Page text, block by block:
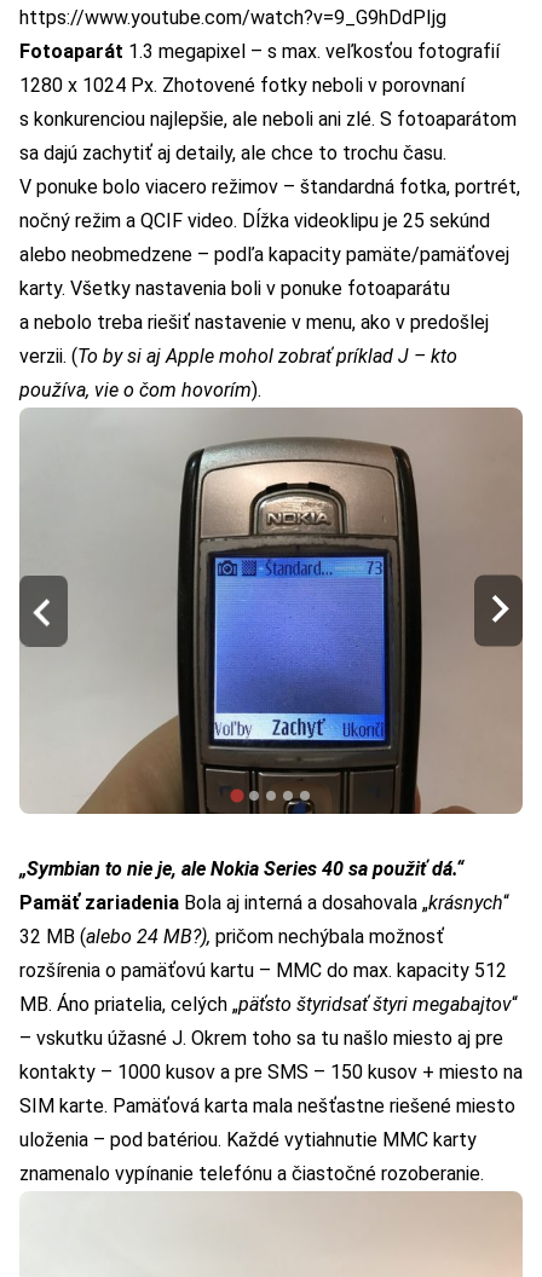
https://www.youtube.com/watch?v=9_G9hDdPIjg
Fotoaparát 1.3 megapixel – s max. veľkosťou fotografií
1280 x 1024 Px. Zhotovené fotky neboli v porovnaní
s konkurenciou najlepšie, ale neboli ani zlé. S fotoaparátom
sa dajú zachytiť aj detaily, ale chce to trochu času.
V ponuke bolo viacero režimov – štandardná fotka, portrét,
nočný režim a QCIF video. Dĺžka videoklipu je 25 sekúnd
alebo neobmedzene – podľa kapacity pamäte/pamäťovej
karty. Všetky nastavenia boli v ponuke fotoaparátu
a nebolo treba riešiť nastavenie v menu, ako v predošlej
verzii. (To by si aj Apple mohol zobrať príklad J – kto
používa, vie o čom hovorím).
„Symbian to nie je, ale Nokia Series 40 sa použiť dá.“
Pamäť zariadenia Bola aj interná a dosahovala „krásnych“
32 MB (alebo 24 MB?), pričom nechýbala možnosť
rozšírenia o pamäťovú kartu – MMC do max. kapacity 512
MB. Áno priatelia, celých „päťsto štyridsať štyri megabajtov“
– vskutku úžasné J. Okrem toho sa tu našlo miesto aj pre
kontakty – 1000 kusov a pre SMS – 150 kusov + miesto na
SIM karte. Pamäťová karta mala nešťastne riešené miesto
uloženia – pod batériou. Každé vytiahnutie MMC karty
znamenalo vypínanie telefónu a čiastočné rozoberanie.